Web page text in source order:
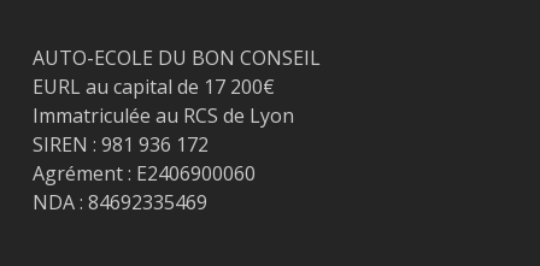
AUTO-ECOLE DU BON CONSEIL
EURL au capital de 17 200€
Immatriculée au RCS de Lyon
SIREN : 981 936 172
Agrément : E2406900060
NDA : 84692335469